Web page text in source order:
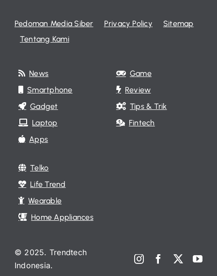
Pedoman Media Siber Privacy Policy
Sitemap
Tentang Kami
News
Smartphone
Gadget
Laptop
Apps
Game
Review
Tips & Trik
Fintech
Telko
Life Trend
Wearable
Home Appliances
© 2025. Trendtech
Indonesia.